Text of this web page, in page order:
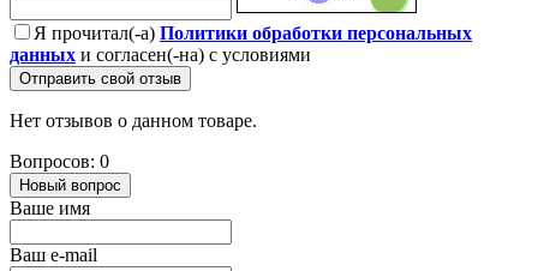
Я прочитал(-а) Политики обработки персональных
данных и согласен(-на) с условиями
Отправить свой отзыв
Нет отзывов о данном товаре.
Вопросов: 0
Новый вопрос
Ваше имя
Ваш e-mail